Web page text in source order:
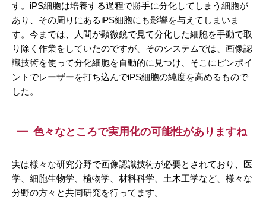
す。iPS細胞は培養する過程で勝手に分化してしまう細胞が
あり、その周りにあるiPS細胞にも影響を与えてしまいま
す。今までは、人間が顕微鏡で見て分化した細胞を手動で取
り除く作業をしていたのですが、そのシステムでは、画像認
識技術を使って分化細胞を自動的に見つけ、そこにピンポイ
ントでレーザーを打ち込んでiPS細胞の純度を高めるもので
した。
色々なところで実用化の可能性がありますね
実は様々な研究分野で画像認識技術が必要とされており、医
学、細胞生物学、植物学、材料科学、土木工学など、様々な
分野の方々と共同研究を行ってます。